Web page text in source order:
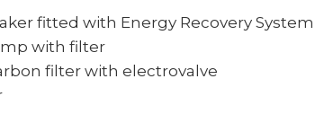
fitted with Energy Recovery System
with filter
filter with electrovalve